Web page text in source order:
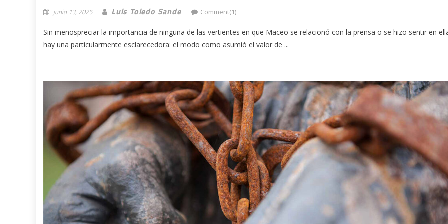
junio 13, 2025 Luis Toledo Sande Comment(1)
Sin menospreciar la importancia de ninguna de las vertientes en que Maceo se relacionó con la prensa o se hizo sentir en
hay una particularmente esclarecedora: el modo como asumió el valor de ...